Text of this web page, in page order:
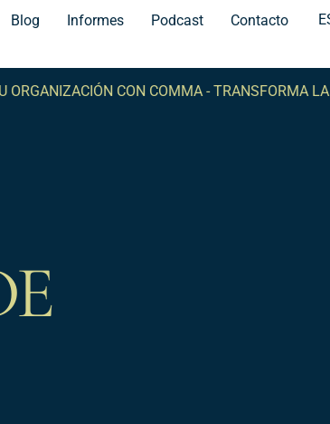
Blog Informes Podcast Contacto
CON COMMA -TRANSFORMA LA